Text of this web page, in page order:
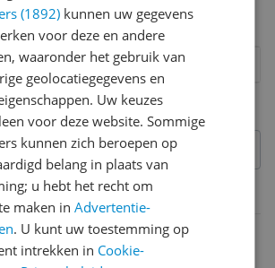
kenmerken
product?
8
7
6
5
4
Vraag 1 van 4
(1892) kunnen uw gegevens
voor deze en andere
waaronder het gebruik van
geolocatiegegevens en
Uw keuzes
voor deze website. Sommige
kunnen zich beroepen op
belang in plaats van
u hebt het recht om
maken inAdvertentie-
. U kunt uw toestemming op
intrekken in Cookie-